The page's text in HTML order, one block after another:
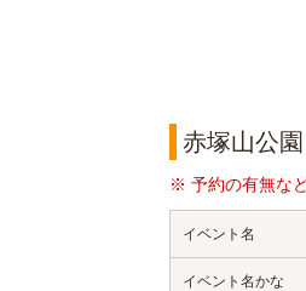
赤塚山公
※ 予約の有無な
イベント名
イベント名かな